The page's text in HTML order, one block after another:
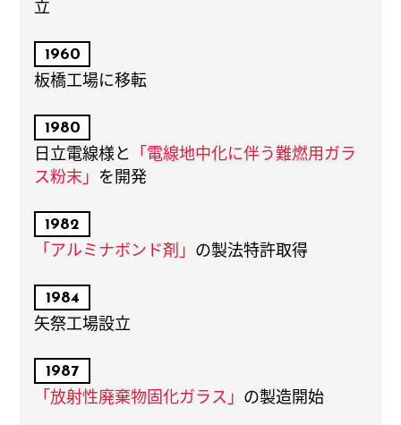
立
1960
板橋工場に移転
1980
日立電線様と 「電線地中化に伴う難燃用ガラ
ス粉末」 を開発
1982
「アルミナボンド剤」 の製法特許取得
1984
矢祭工場設立
1987
「放射性廃棄物固化ガラス」 の製造開始